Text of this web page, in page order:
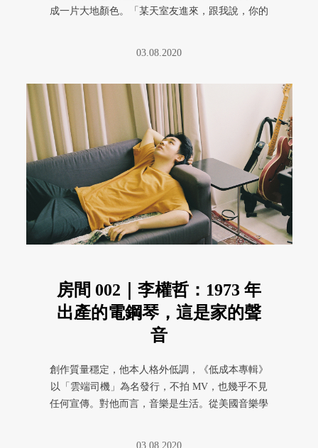
成一片大地顏色。「某天室友進來，跟我說，你的
03.08.2020
房間 002｜李權哲：1973 年
出產的電鋼琴，這是家的聲
音
創作質量穩定，他本人格外低調，《低成本專輯》
以「雲端司機」為名發行，不拍 MV，也幾乎不見
任何宣傳。對他而言，音樂是生活。從美國音樂學
03.08.2020